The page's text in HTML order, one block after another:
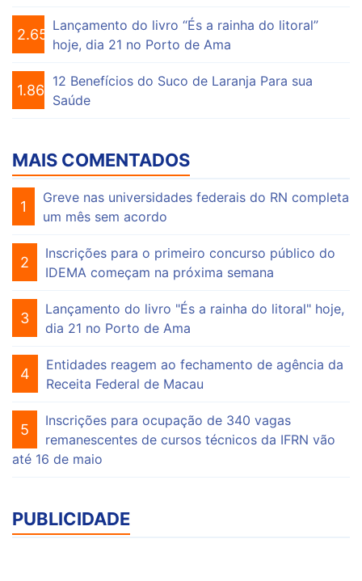
2.650
Lançamento do livro “És a rainha do litoral”
hoje, dia 21 no Porto de Ama
1.863
12 Benefícios do Suco de Laranja Para sua
Saúde
MAIS COMENTADOS
1
Greve nas universidades federais do RN completa
um mês sem acordo
2
Inscrições para o primeiro concurso público do
IDEMA começam na próxima semana
3
Lançamento do livro "És a rainha do litoral" hoje,
dia 21 no Porto de Ama
4
Entidades reagem ao fechamento de agência da
Receita Federal de Macau
5
Inscrições para ocupação de 340 vagas
remanescentes de cursos técnicos da IFRN vão
até 16 de maio
PUBLICIDADE